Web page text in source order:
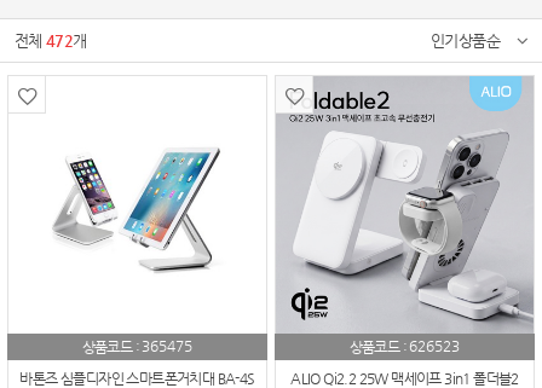
전체472개 인기상품순
상품코드 : 365475
바톤즈 심플디자인 스마트폰거치대 BA-4S
상품코드 : 626523
ALIO Qi2.2 25W 맥세이프 3in1 폴더블2